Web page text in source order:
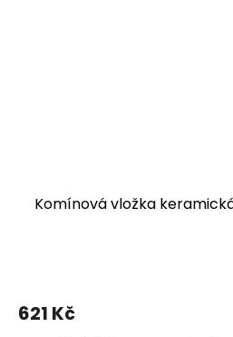
Komínová vložka
621 Kč